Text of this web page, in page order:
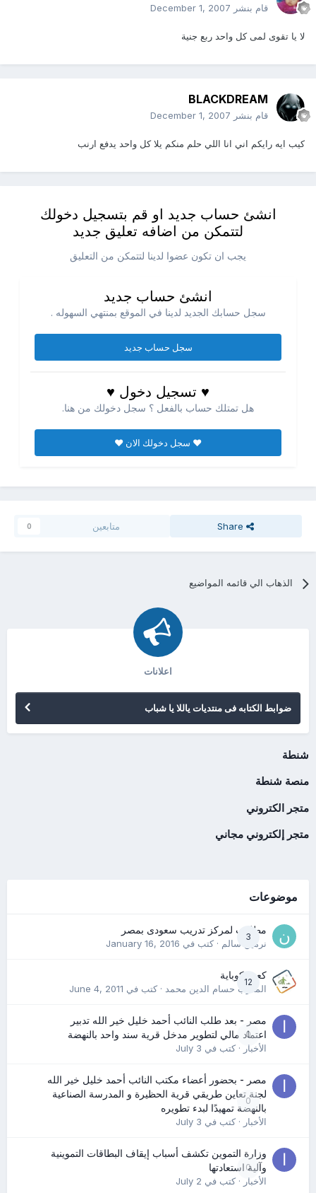
قام بنشر December 1, 2007
لا يا تقوى لمى كل واحد ربع جنية
BLACKDREAM
قام بنشر December 1, 2007
كيب ايه رايكم اني انا اللي حلم منكم يلا كل واحد يدفع ارنب
انشئ حساب جديد او قم بتسجيل دخولك
لتتمكن من اضافه تعليق جديد
يجب ان تكون عضوا لدينا لتتمكن من التعليق
انشئ حساب جديد
سجل حسابك الجديد لدينا في الموقع بمنتهي السهوله .
سجل حساب جديد
♥ تسجيل دخول ♥
هل تمتلك حساب بالفعل ؟ سجل دخولك من هنا.
♥ سجل دخولك الان ♥
Share متابعين 0
الذهاب الي قائمه المواضيع
اعلانات
ضوابط الكتابه فى منتديات ياللا يا شباب
شنطة
منصة شنطة
متجر الكتروني
متجر إلكتروني مجاني
موضوعات
3
مطلوب لمركز تدريب سعودى بمصر
نرمين سالم· كتب في January 16, 2016
12
كعب كوباية
المدرب حسام الدين محمد· كتب في June 4, 2011
0
مصر - بعد طلب النائب أحمد خليل خير الله تدبير
اعتماد مالي لتطوير مدخل قرية سند واحد بالنهضة
الأخبار· كتب في July 3
0
مصر - بحضور أعضاء مكتب النائب أحمد خليل خير الله
لجنة تعاين طريقي قرية الحظيرة و المدرسة الصناعية
بالنهضة تمهيدًا لبدء تطويره
الأخبار· كتب في July 3
0
وزارة التموين تكشف أسباب إيقاف البطاقات التموينية
وآلية استعادتها
الأخبار· كتب في July 2